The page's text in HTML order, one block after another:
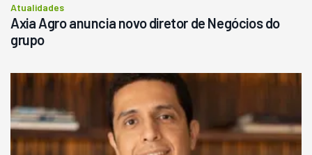
Atualidades
Axia Agro anuncia novo diretor de Negócios do
grupo